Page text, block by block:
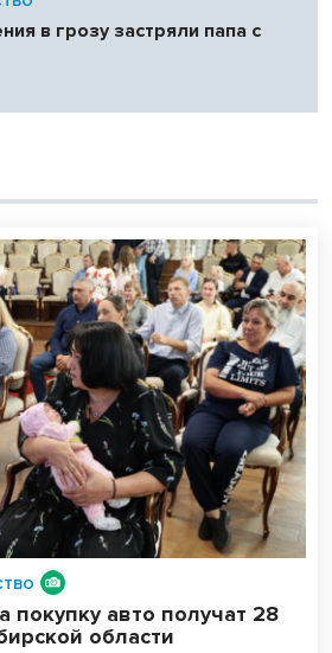
в грозу застряли папа с
покупку авто получат 28
области